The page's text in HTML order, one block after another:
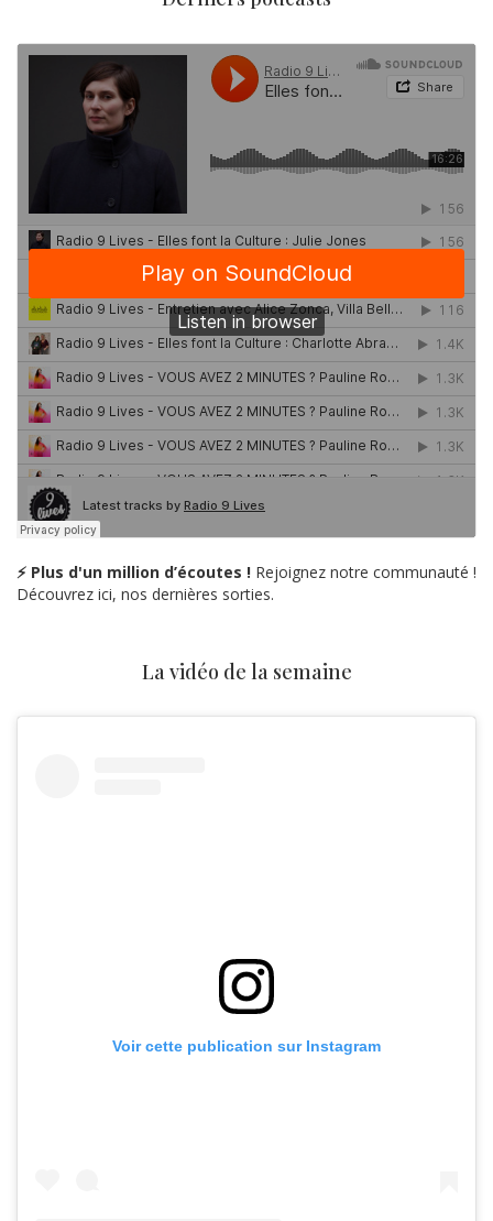
⚡ Plus d'un million d’écoutes ! Rejoignez notre communauté !
Découvrez ici, nos dernières sorties.
La vidéo de la semaine
Voir cette publication sur Instagram